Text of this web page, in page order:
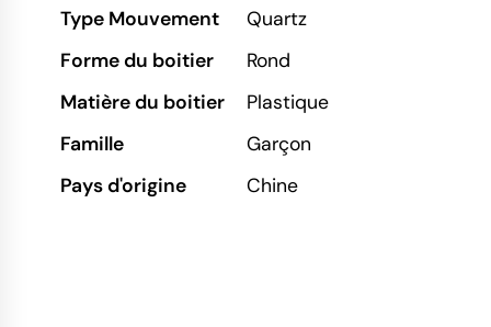
Type Mouvement
Quartz
Forme du boitier
Rond
Matière du boitier
Plastique
Famille
Garçon
Pays d'origine
Chine